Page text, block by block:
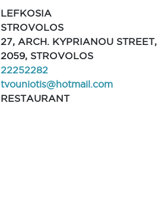
LEFKOSIA
STROVOLOS
27, ARCH. KYPRIANOU STREET,
2059, STROVOLOS
22252282
tvouniotis@hotmail.com
RESTAURANT